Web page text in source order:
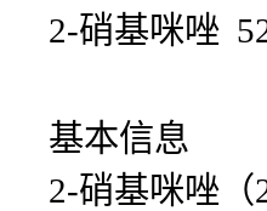
2-硝基咪唑
基本信息
2-硝基咪唑（